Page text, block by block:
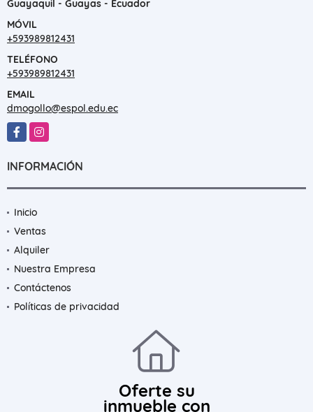
San Eduardo 2 mz 300 villa 6A
Guayaquil - Guayas - Ecuador
MÓVIL
+593989812431
TELÉFONO
+593989812431
EMAIL
dmogollo@espol.edu.ec
INFORMACIÓN
Inicio
Ventas
Alquiler
Nuestra Empresa
Contáctenos
Oferte su